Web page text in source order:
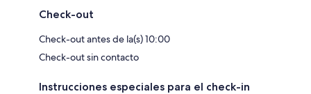
Check-out
Check-out antes de la(s) 10:00
Check-out sin contacto
Instrucciones especiales para el check-in